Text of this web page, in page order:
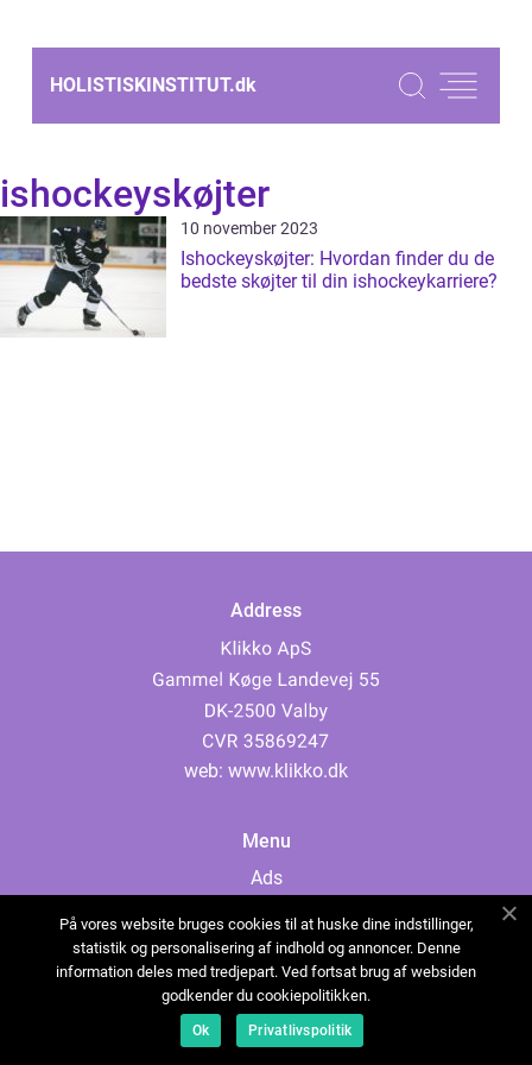
HOLISTISKINSTITUT.dk
ishockeyskøjter
10 november 2023
Ishockeyskøjter: Hvordan finder du de
bedste skøjter til din ishockeykarriere?
Address
web: www.klikko.dk
Menu
Ads
Cookies
Contact
Sitemap
På vores website bruges cookies til at huske dine indstillinger,
statistik og personalisering af indhold og annoncer. Denne
information deles med tredjepart. Ved fortsat brug af websiden
godkender du cookiepolitikken.
Ok Privatlivspolitik